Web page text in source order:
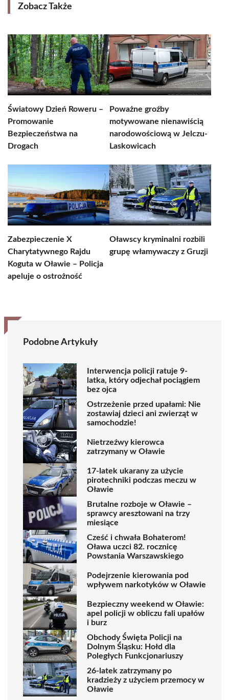
Zobacz Także
Światowy Dzień Roweru –
Promowanie
Bezpieczeństwa na
Drogach
Poważne groźby
motywowane nienawiścią
narodowościową w Jelczu-
Laskowicach
Zabezpieczenie X
Charytatywnego Rajdu
Koguta w Oławie – Policja
apeluje o ostrożność
Oławscy kryminalni rozbili
grupę włamywaczy z Gruzji
Podobne Artykuły
Interwencja policji ratuje 9-
latka, który odjechał pociągiem
bez ojca
Ostrzeżenie przed upałami: Nie
zostawiaj dzieci ani zwierząt w
samochodzie!
Nietrzeźwy kierowca
zatrzymany w Oławie
17-latek ukarany za użycie
pirotechniki podczas meczu w
Oławie
Brutalne rozboje w Oławie –
sprawcy aresztowani na trzy
miesiące
Cześć i chwała Bohaterom!
Oława uczci 82. rocznicę
Powstania Warszawskiego
Podejrzenie kierowania pod
wpływem narkotyków w Oławie
Bezpieczny weekend w Oławie:
apel policji w obliczu fali upałów
i burz
Obchody Święta Policji na
Dolnym Śląsku: Hołd dla
Poległych Funkcjonariuszy
26-latek zatrzymany po
kradzieży z użyciem przemocy w
Oławie